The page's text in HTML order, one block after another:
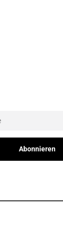
Abonnieren